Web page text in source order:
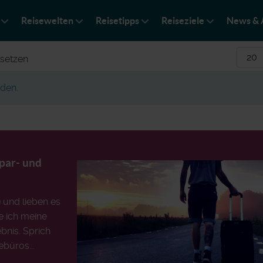
Reisewelten Reisetipps Reiseziele News &
und
und lieben es
ich meine
Sprich